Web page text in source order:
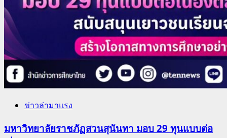
ข่าวล่ามาแรง
มหาวิทยาลัยราชภัฏสวนสุนันทา มอบ 29 ทุนแบบต่อ